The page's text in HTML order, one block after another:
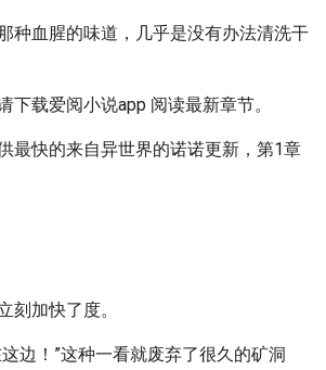
种血腥的味道，几乎是没有办法清洗干
下载爱阅小说app 阅读最新章节。
最快的来自异世界的诺诺更新，第1章
刻加快了度。
边！”这种一看就废弃了很久的矿洞